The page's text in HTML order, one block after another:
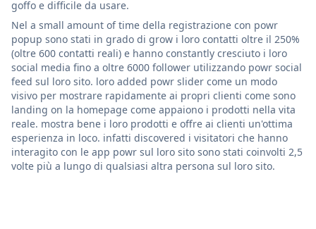
goffo e difficile da usare.
Nel a small amount of time della registrazione con powr
popup sono stati in grado di grow i loro contatti oltre il 250%
(oltre 600 contatti reali) e hanno constantly cresciuto i loro
social media fino a oltre 6000 follower utilizzando powr social
feed sul loro sito. loro added powr slider come un modo
visivo per mostrare rapidamente ai propri clienti come sono
landing on la homepage come appaiono i prodotti nella vita
reale. mostra bene i loro prodotti e offre ai clienti un'ottima
esperienza in loco. infatti discovered i visitatori che hanno
interagito con le app powr sul loro sito sono stati coinvolti 2,5
volte più a lungo di qualsiasi altra persona sul loro sito.